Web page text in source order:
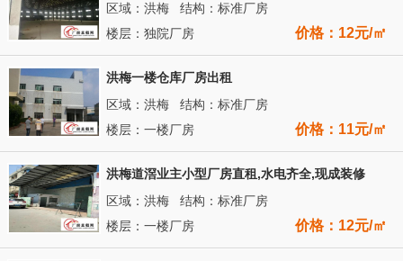
区域：洪梅 结构：标准厂房
楼层：独院厂房
价格：12元/㎡
洪梅一楼仓库厂房出租
区域：洪梅 结构：标准厂房
楼层：一楼厂房
价格：11元/㎡
洪梅道滘业主小型厂房直租,水电齐全,现成装修
区域：洪梅 结构：标准厂房
楼层：一楼厂房
价格：12元/㎡